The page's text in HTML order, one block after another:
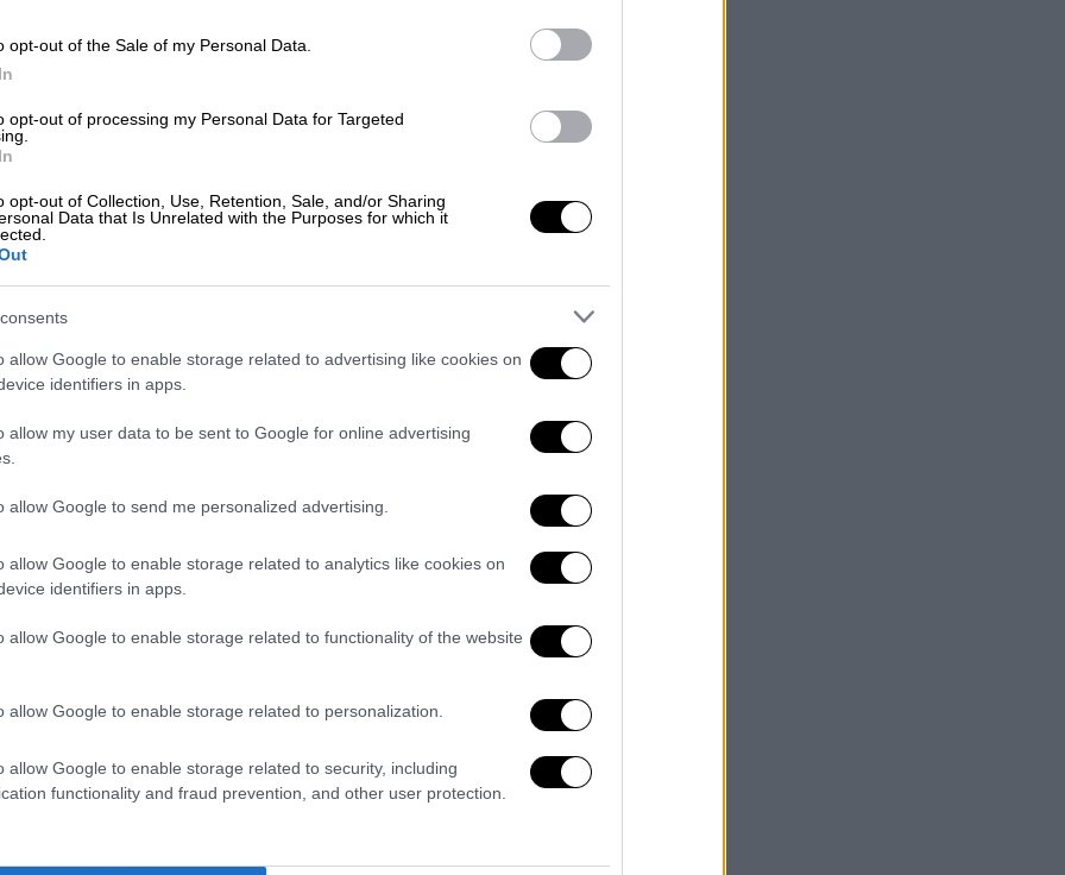
opt-out of the Sale of my Personal Data.
opt-out of processing my Personal Data for Targeted
opt-out of Collection, Use, Retention, Sale, and/or Sharing
Data that Is Unrelated with the Purposes for which it
allow Google to enable storage related to advertising like cookies on
identifiers in apps.
allow my user data to be sent to Google for online advertising
allow Google to send me personalized advertising.
allow Google to enable storage related to analytics like cookies on
identifiers in apps.
allow Google to enable storage related to functionality of the website
allow Google to enable storage related to personalization.
allow Google to enable storage related to security, including
functionality and fraud prevention, and other user protection.
ο Ευθύμιος Λέκκας - Πού
που συγκρούστηκε με το
να τη βιάσει, τη χτύπησε στο
αρνείται ότι διατηρούσε μαζί του
απόπειρα βιασμού και για
χρειάστηκε να διακομιστεί στο
τελικά.
και προσπάθησε να τηβιάσει. Η
κεφάλι με την συσκευή του
την ξυλοκοπά. Αυτά συνέβησαν στις 15
φέρεται να επέστρεψε στο σπίτι της
το τζάμι του μπάνιου.
εκ νέου να τη βιάσει, εκείνη
ανεμιστήρα, ενώ προκάλεσε εκτεταμένες